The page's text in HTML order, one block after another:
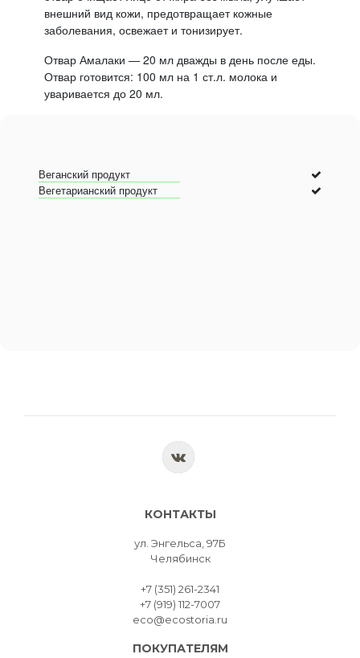
внешний вид кожи, предотвращает кожные
заболевания, освежает и тонизирует.
Отвар Амалаки — 20 мл дважды в день после еды.
Отвар готовится: 100 мл на 1 ст.л. молока и
уваривается до 20 мл.
Веганский продукт
Вегетарианский продукт
КОНТАКТЫ
ул. Энгельса, 97Б
Челябинск
+7 (351) 261-2341
+7 (919) 112-7007
eco@ecostoria.ru
ПОКУПАТЕЛЯМ